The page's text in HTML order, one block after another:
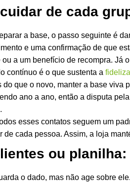
de cada
a base, o passo seguinte é
e uma confirmação de que
a um benefício de recompra. Já
contínuo é o que sustenta a
do que o novo, manter a base viva
ano a ano, então a disputa
esses contatos seguem um
de cada pessoa. Assim, a loja
ou
o dado, mas não age sobre